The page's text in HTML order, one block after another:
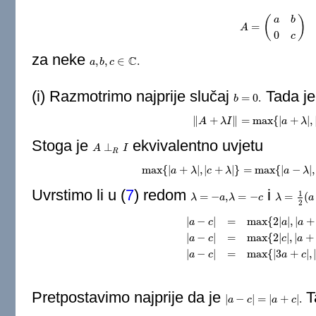
A = ( a
0
b
c )
A =(
za neke a,b, c ∈ C.
a,b,c∈ C.
(i) Razmotrimo najprije slučaj b = 0.
b=0. Tada
∥A + λI = max{ a + λ ,
‖A λI‖=max{| a+ λ|,| c+λ
Stoga je A ⊥R I
A⊥RI ekvivalentno uvjetu
max{ |a + λ| , |c + λ } = max{ |a − λ ,
max{| a+ λ|, c +λ| }=max |a −λ ,|c
Uvrstimo li u (7) redom λ = −a,
λ=−a , λ = −c
λ=−c i λ =
1
2 (a
λ=12 (a +c)
a − c
a − c
a − c
=
=
=
max{2 |a , |a +
max{2 |c , |a +
max{ |3a + c| ,
a− c|=max {2| |a+c|}, |a−c |= max
Pretpostavimo najprije da je a − c| = |a + c| .
a−c| =| +c .